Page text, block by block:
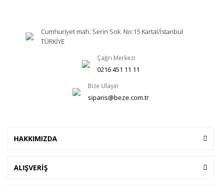
Cumhuriyet mah. Serin Sok. No:15 Kartal/İstanbul
TÜRKİYE
Çağrı Merkezi
0216 451 11 11
Bize Ulaşın
siparis@beze.com.tr
HAKKIMIZDA
ALIŞVERİŞ